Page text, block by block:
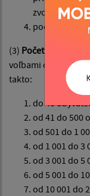
zvolený,
podľa
(3) Počet poslancov
voľbami obecné
takto:
do 40
od 41 do 500
od 501 do 1
od 1 001 do 3
od 3 001 do 5
od 5 001 do
od 10 001 do